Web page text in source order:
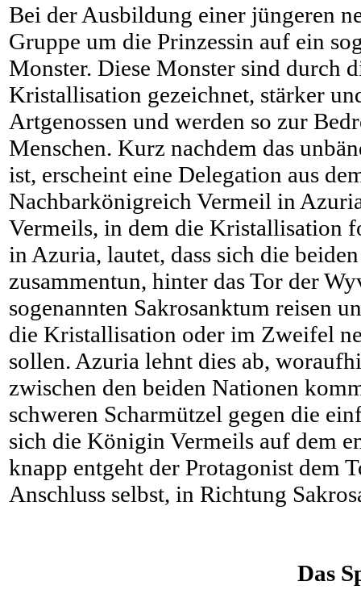
Bei der Ausbildung einer jüngeren
Gruppe um die Prinzessin auf ein
Monster. Diese Monster sind durch
Kristallisation gezeichnet, stärker
Artgenossen und werden so zur
Menschen. Kurz nachdem das
ist, erscheint eine Delegation aus
Nachbarkönigreich Vermeil in
Vermeils, in dem die Kristallisation
in Azuria, lautet, dass sich die
zusammentun, hinter das Tor der
sogenannten Sakrosanktum reisen
die Kristallisation oder im Zweifel
sollen. Azuria lehnt dies ab,
zwischen den beiden Nationen
schweren Scharmützel gegen die
sich die Königin Vermeils auf dem
knapp entgeht der Protagonist dem
Anschluss selbst, in Richtung
Das